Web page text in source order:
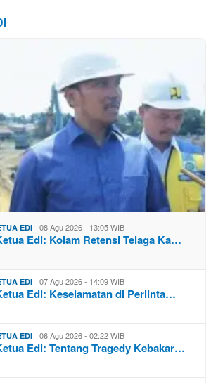
EDI 08 Agu 2026 - 13:05 WIB
Edi: Kolam Retensi Telaga Ka…
EDI 07 Agu 2026 - 14:09 WIB
Edi: Keselamatan di Perlinta…
EDI 06 Agu 2026 - 02:22 WIB
Edi: Tentang Tragedy Kebakar…